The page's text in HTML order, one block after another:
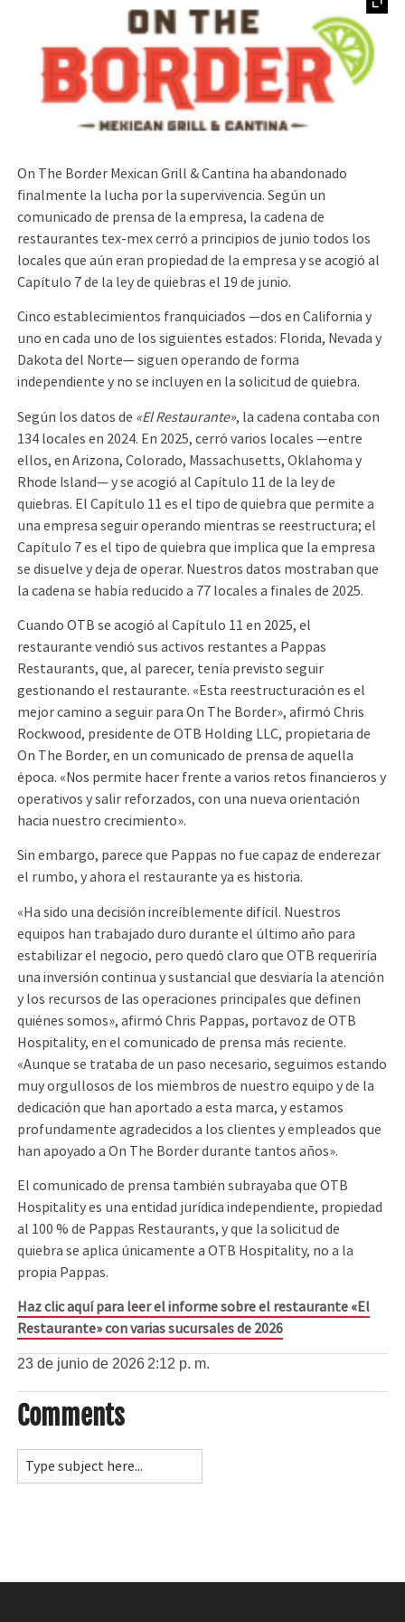
On The Border Mexican Grill & Cantina ha abandonado
finalmente la lucha por la supervivencia. Según un
comunicado de prensa de la empresa, la cadena de
restaurantes tex-mex cerró a principios de junio todos los
locales que aún eran propiedad de la empresa y se acogió al
Capítulo 7 de la ley de quiebras el 19 de junio.
Cinco establecimientos franquiciados —dos en California y
uno en cada uno de los siguientes estados: Florida, Nevada y
Dakota del Norte— siguen operando de forma
independiente y no se incluyen en la solicitud de quiebra.
Según los datos de «El Restaurante», la cadena contaba con
134 locales en 2024. En 2025, cerró varios locales —entre
ellos, en Arizona, Colorado, Massachusetts, Oklahoma y
Rhode Island— y se acogió al Capítulo 11 de la ley de
quiebras. El Capítulo 11 es el tipo de quiebra que permite a
una empresa seguir operando mientras se reestructura; el
Capítulo 7 es el tipo de quiebra que implica que la empresa
se disuelve y deja de operar. Nuestros datos mostraban que
la cadena se había reducido a 77 locales a finales de 2025.
Cuando OTB se acogió al Capítulo 11 en 2025, el
restaurante vendió sus activos restantes a Pappas
Restaurants, que, al parecer, tenía previsto seguir
gestionando el restaurante. «Esta reestructuración es el
mejor camino a seguir para On The Border», afirmó Chris
Rockwood, presidente de OTB Holding LLC, propietaria de
On The Border, en un comunicado de prensa de aquella
época. «Nos permite hacer frente a varios retos financieros y
operativos y salir reforzados, con una nueva orientación
hacia nuestro crecimiento».
Sin embargo, parece que Pappas no fue capaz de enderezar
el rumbo, y ahora el restaurante ya es historia.
«Ha sido una decisión increíblemente difícil. Nuestros
equipos han trabajado duro durante el último año para
estabilizar el negocio, pero quedó claro que OTB requeriría
una inversión continua y sustancial que desviaría la atención
y los recursos de las operaciones principales que definen
quiénes somos», afirmó Chris Pappas, portavoz de OTB
Hospitality, en el comunicado de prensa más reciente.
«Aunque se trataba de un paso necesario, seguimos estando
muy orgullosos de los miembros de nuestro equipo y de la
dedicación que han aportado a esta marca, y estamos
profundamente agradecidos a los clientes y empleados que
han apoyado a On The Border durante tantos años».
El comunicado de prensa también subrayaba que OTB
Hospitality es una entidad jurídica independiente, propiedad
al 100 % de Pappas Restaurants, y que la solicitud de
quiebra se aplica únicamente a OTB Hospitality, no a la
propia Pappas.
Haz clic aquí para leer el informe sobre el restaurante «El
Restaurante» con varias sucursales de 2026
23 de junio de 2026 2:12 p. m.
Comments